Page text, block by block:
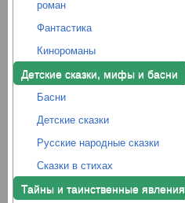
роман
Фантастика
Кинороманы
Детские сказки, мифы и басни
Басни
Детские сказки
Русские народные сказки
Сказки в стихах
Тайны и таинственные явления